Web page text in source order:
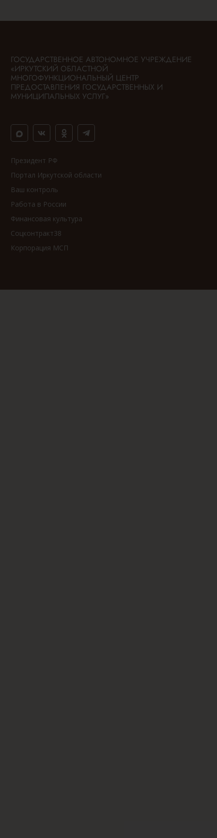
ГОСУДАРСТВЕННОЕ АВТОНОМНОЕ УЧРЕЖДЕНИЕ
«ИРКУТСКИЙ ОБЛАСТНОЙ
МНОГОФУНКЦИОНАЛЬНЫЙ ЦЕНТР
ПРЕДОСТАВЛЕНИЯ ГОСУДАРСТВЕННЫХ И
МУНИЦИПАЛЬНЫХ УСЛУГ»
Президент РФ
Портал Иркутской области
Ваш контроль
Работа в России
Финансовая культура
Соцконтракт38
Корпорация МСП